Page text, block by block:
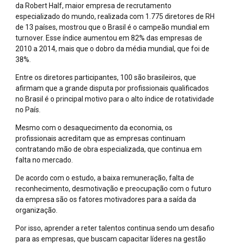
da Robert Half, maior empresa de recrutamento
especializado do mundo, realizada com 1.775 diretores de RH
de 13 países, mostrou que o Brasil é o campeão mundial em
turnover. Esse índice aumentou em 82% das empresas de
2010 a 2014, mais que o dobro da média mundial, que foi de
38%.
Entre os diretores participantes, 100 são brasileiros, que
afirmam que a grande disputa por profissionais qualificados
no Brasil é o principal motivo para o alto índice de rotatividade
no País.
Mesmo com o desaquecimento da economia, os
profissionais acreditam que as empresas continuam
contratando mão de obra especializada, que continua em
falta no mercado.
De acordo com o estudo, a baixa remuneração, falta de
reconhecimento, desmotivação e preocupação com o futuro
da empresa são os fatores motivadores para a saída da
organização.
Por isso, aprender a reter talentos continua sendo um desafio
para as empresas, que buscam capacitar líderes na gestão